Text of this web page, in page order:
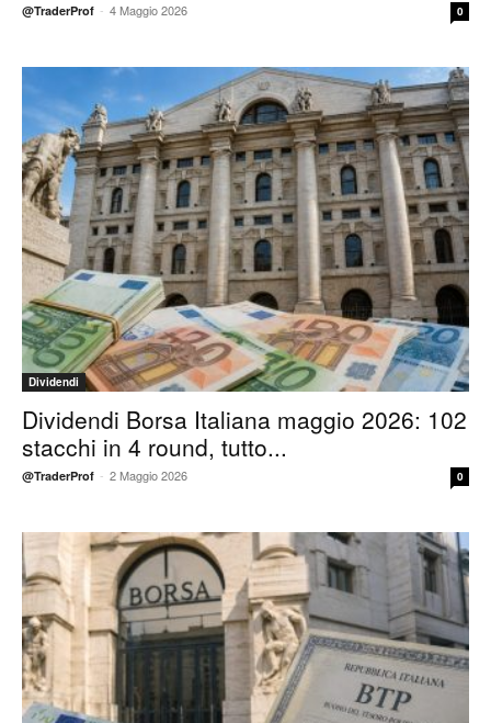
@TraderProf - 4 Maggio 2026 0
Dividendi
Dividendi Borsa Italiana maggio 2026: 102
stacchi in 4 round, tutto...
@TraderProf - 2 Maggio 2026 0